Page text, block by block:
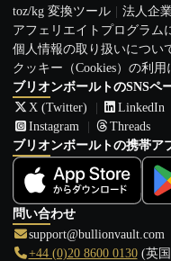
toz/kg 変換ツール
法人企
アフェリエイトプログラム
個人情報の取り扱いについ
クッキー（Cookies）の利用
ブリオンボールトのSNSペ
X (Twitter)
LinkedIn
Instagram
Threads
ブリオンボールトの携帯ア
問い合わせ
support@bullionvault.com
+44 (0)20 8600 0130(英国